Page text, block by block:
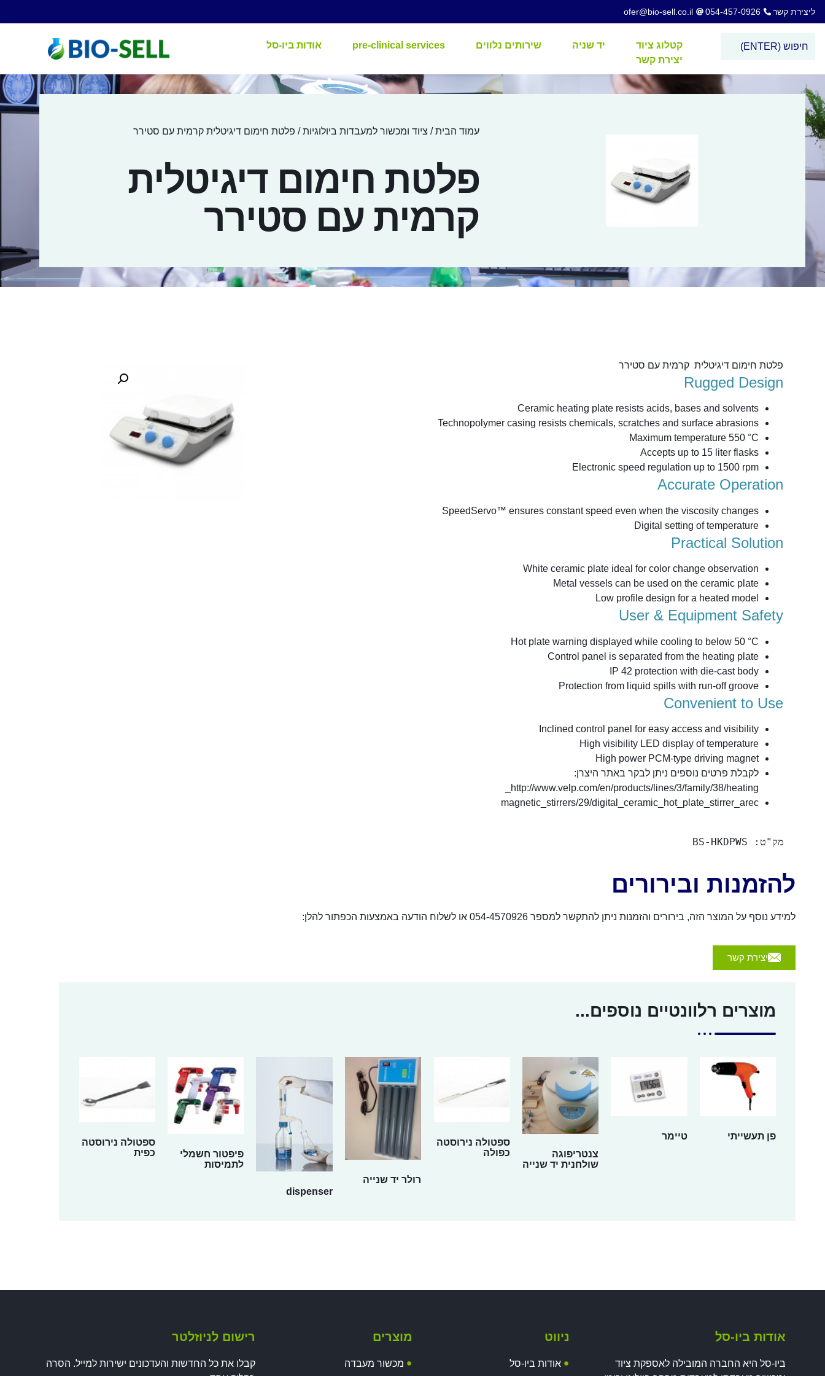
ליצירת קשר 054-457-0926
ofer@bio-sell.co.il
קטלוג ציוד יד שניה שירותים נלווים pre-clinical services
אודות ביו-סל
יצירת קשר
עמוד הבית/ ציוד ומכשור למעבדות ביולוגיות/ פלטת חימום דיגיטלית קרמית עם סטירר
פלטת חימום דיגיטלית
קרמית עם סטירר
פלטת חימום דיגיטלית קרמית עם סטירר
Rugged Design
Ceramic heating plate resists acids, bases and solvents
Technopolymer casing resists chemicals, scratches and surface abrasions
Maximum temperature 550 °C
Accepts up to 15 liter flasks
Electronic speed regulation up to 1500 rpm
Accurate Operation
SpeedServo™ ensures constant speed even when the viscosity changes
Digital setting of temperature
Practical Solution
White ceramic plate ideal for color change observation
Metal vessels can be used on the ceramic plate
Low profile design for a heated model
User & Equipment Safety
Hot plate warning displayed while cooling to below 50 °C
Control panel is separated from the heating plate
IP 42 protection with die-cast body
Protection from liquid spills with run-off groove
Convenient to Use
Inclined control panel for easy access and visibility
High visibility LED display of temperature
High power PCM-type driving magnet
לקבלת פרטים נוספים ניתן לבקר באתר היצרן:
http://www.velp.com/en/products/lines/3/family/38/heating_
magnetic_stirrers/29/digital_ceramic_hot_plate_stirrer_arec
מק"ט: BS-HKDPWS
להזמנות ובירורים
למידע נוסף על המוצר הזה, בירורים והזמנות ניתן להתקשר למספר 054-4570926 או לשלוח הודעה באמצעות הכפתור להלן:
יצירת קשר
מוצרים רלוונטיים נוספים...
פן תעשייתי
טיימר
צנטריפוגה
שולחנית יד שנייה
ספטולה נירוסטה
כפולה
רולר יד שנייה
dispenser
פיפטור חשמלי
לתמיסות
ספטולה נירוסטה
כפית
אודות ביו-סל
ביו-סל היא החברה המובילה לאספקת ציוד
ניווט
אודות ביו-סל
מוצרים
מכשור מעבדה
רישום לניוזלטר
קבלו את כל החדשות והעדכונים ישירות למייל. הסרה